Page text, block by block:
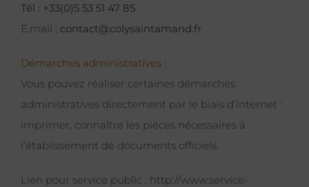
Tél : +33(0)5 53 51 47 85
E.mail : contact@colysaintamand.fr
Démarches administratives :
Vous pouvez réaliser certaines démarches
administratives directement par le biais d’internet :
imprimer, connaître les pièces nécessaires à
l’établissement de documents officiels.
Lien pour service public : http://www.service-